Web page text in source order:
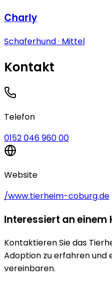
Charly
Schaferhund· Mittel
Kontakt
Telefon
0152 046 960 00
Website
/www.tierheim-coburg.de
Interessiert an einem
Kontaktieren Sie das
Adoption zu erfahren und
vereinbaren.